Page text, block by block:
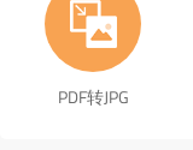
PDF转JPG